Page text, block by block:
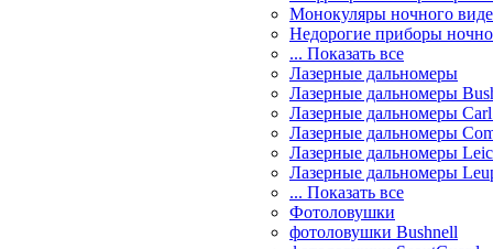
Монокуляры ночного
Недорогие приборы
... Показать все
Лазерные дальномеры
Лазерные дальномеры
Лазерные дальномеры
Лазерные дальномеры
Лазерные дальномеры
Лазерные дальномеры
... Показать все
Фотоловушки
фотоловушки Bushnell